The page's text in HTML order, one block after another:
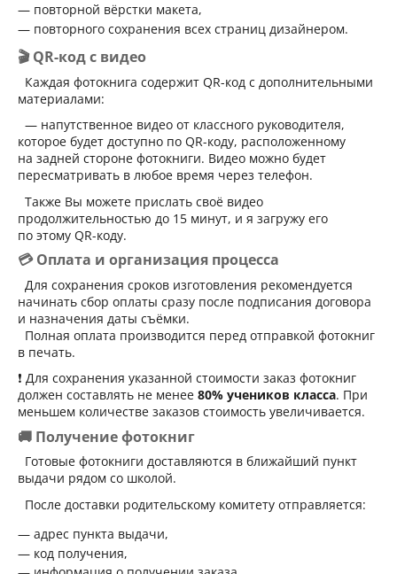
повторной вёрстки макета,
повторного сохранения всех страниц дизайнером.
🎬 QR-код с видео
Каждая фотокнига содержит QR-код с дополнительными
материалами:
— напутственное видео от классного руководителя,
которое будет доступно по QR-коду, расположенному
на задней стороне фотокниги. Видео можно будет
пересматривать в любое время через телефон.
Также Вы можете прислать своё видео
продолжительностью до 15 минут, и я загружу его
по этому QR-коду.
💳 Оплата и организация процесса
Для сохранения сроков изготовления рекомендуется
начинать сбор оплаты сразу после подписания договора
и назначения даты съёмки.
Полная оплата производится перед отправкой фотокниг
в печать.
❗ Для сохранения указанной стоимости заказ фотокниг
должен составлять не менее 80% учеников класса. При
меньшем количестве заказов стоимость увеличивается.
🚚 Получение фотокниг
Готовые фотокниги доставляются в ближайший пункт
выдачи рядом со школой.
После доставки родительскому комитету отправляется:
адрес пункта выдачи,
код получения,